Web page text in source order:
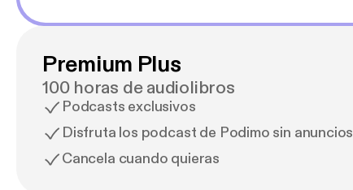
Premium Plus
100 horas de audiolibros
Podcasts exclusivos
Disfruta los podcast de Podimo sin anuncios
Cancela cuando quieras